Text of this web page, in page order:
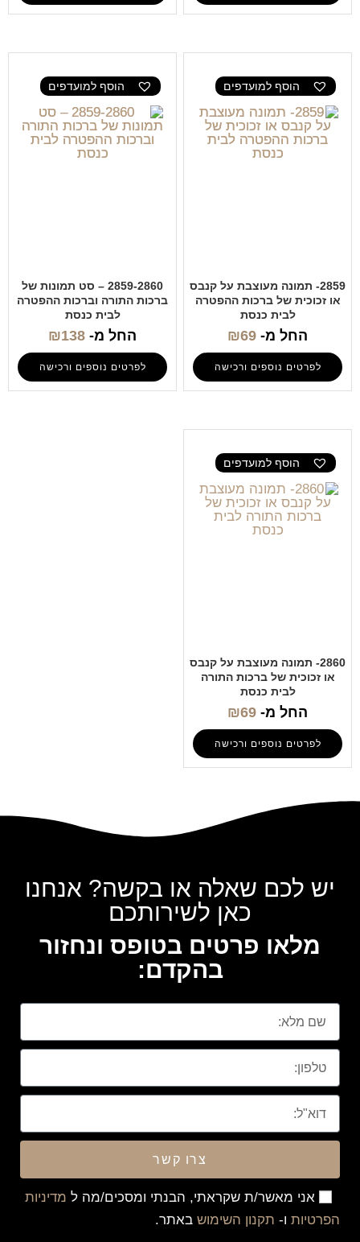
הוסף למועדפים
2859- תמונה מעוצבת על קנבס
או זכוכית של ברכות ההפטרה
לבית כנסת
החל מ- ₪69
לפרטים נוספים ורכישה
הוסף למועדפים
2859-2860 – סט תמונות של
ברכות התורה וברכות ההפטרה
לבית כנסת
החל מ- ₪138
לפרטים נוספים ורכישה
הוסף למועדפים
2860- תמונה מעוצבת על קנבס
או זכוכית של ברכות התורה
לבית כנסת
החל מ- ₪69
לפרטים נוספים ורכישה
יש לכם שאלה או בקשה? אנחנו
כאן לשירותכם
מלאו פרטים בטופס ונחזור
בהקדם:
אני מאשר/ת שקראתי, הבנתי ומסכים/מה ל מדיניות
הפרטיות ו- תקנון השימוש באתר.
צרו קשר